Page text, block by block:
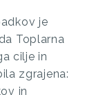
je
Toplarna
cilje in
zgrajena:
in